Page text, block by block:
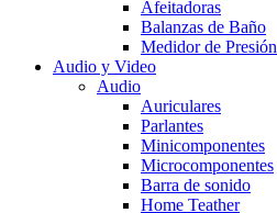
Afeitadoras
Balanzas de Baño
Medidor de Presión
Audio y Video
Audio
Auriculares
Parlantes
Minicomponentes
Microcomponentes
Barra de sonido
Home Teather